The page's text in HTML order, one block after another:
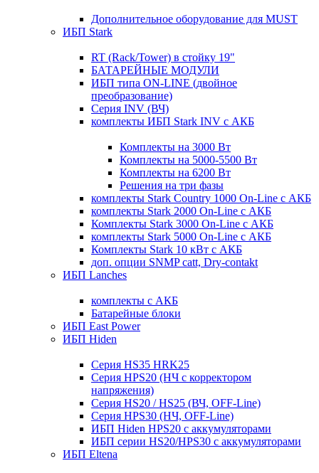
Дополнительное оборудование для MUST
ИБП Stark
RT (Rack/Tower) в стойку 19"
БАТАРЕЙНЫЕ МОДУЛИ
ИБП типа ON-LINE (двойное
преобразование)
Серия INV (ВЧ)
комплекты ИБП Stark INV с АКБ
Комплекты на 3000 Вт
Комплекты на 5000-5500 Вт
Комплекты на 6200 Вт
Решения на три фазы
комплекты Stark Country 1000 On-Line с АКБ
комплекты Stark 2000 On-Line с АКБ
Комплекты Stark 3000 On-Line с АКБ
комплекты Stark 5000 On-Line с АКБ
Комплекты Stark 10 кВт с АКБ
доп. опции SNMP catt, Dry-contakt
ИБП Lanches
комплекты с АКБ
Батарейные блоки
ИБП East Power
ИБП Hiden
Серия HS35 HRK25
Серия HPS20 (НЧ с корректором
напряжения)
Серия HS20 / HS25 (ВЧ, OFF-Line)
Серия HPS30 (НЧ, OFF-Line)
ИБП Hiden HPS20 с аккумуляторами
ИБП серии HS20/HPS30 с аккумуляторами
ИБП Eltena